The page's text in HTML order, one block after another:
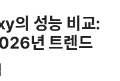
성능 비교:
년 트렌드